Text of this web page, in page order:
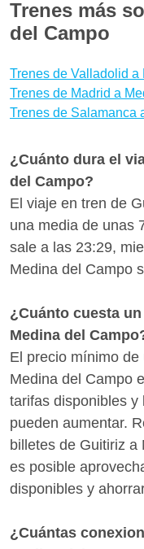
Guitiriz Medina del
tren Guitiriz-Medina
en autobús o en
Para encontrar las
Medina del Campo
billetes con
promociones de
medios de
comparar trenes,
para ti en pocos clics.
Trenes más
del Campo
Trenes de Valladolid
Trenes de Madrid a
Trenes de Salamanca
¿Cuánto dura el
del Campo?
El viaje en tren de
una media de unas
sale a las 23:29,
Medina del Campo
¿Cuánto cuesta
Medina del
El precio mínimo
Medina del Campo
tarifas disponibles y
pueden aumentar.
billetes de Guitiriz a
es posible
disponibles y
¿Cuántas